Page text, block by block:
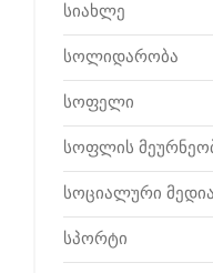
სიახლე
სოლიდარობა
სოფელი
სოფლის
სოციალური მედია
სპორტი